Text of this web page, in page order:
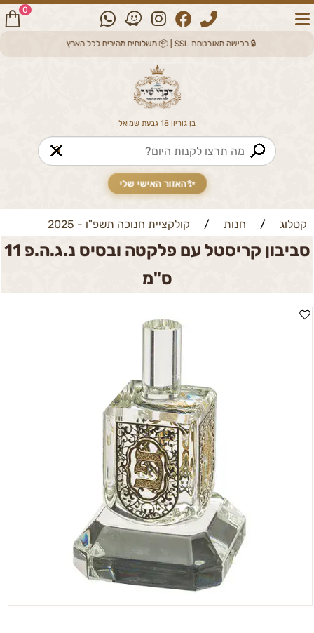
🔒 רכישה מאובטחת SSL | 📦 משלוחים מהירים לכל הארץ
בן גוריון 18 גבעת שמואל
🔎
✨האזור האישי שלי
0
קטלוג / חנות / קולקציית חנוכה תשפ"ו - 2025
סביבון קריסטל עם פלקטה ובסיס נ.ג.ה.פ 11
ס"מ